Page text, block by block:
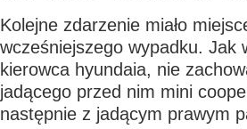
Kolejne zdarzenie miało
wcześniejszego wypadku. Jak
kierowca hyundaia, nie
jadącego przed nim mini
następnie z jadącym prawym